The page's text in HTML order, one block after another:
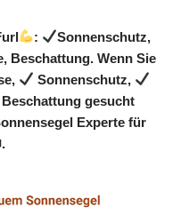
:
Sonnenschutz,
Beschattung. Wenn Sie
Sonnenschutz,
Beschattung gesucht
Experte für